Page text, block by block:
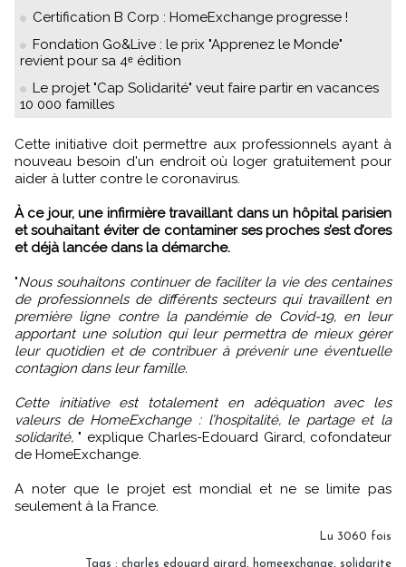
Certification B Corp : HomeExchange progresse !
Fondation Go&Live : le prix "Apprenez le Monde"
revient pour sa 4ᵉ édition
Le projet "Cap Solidarité" veut faire partir en vacances
10 000 familles
Cette initiative doit permettre aux professionnels ayant à
nouveau besoin d'un endroit où loger gratuitement pour
aider à lutter contre le coronavirus.
À ce jour, une infirmière travaillant dans un hôpital parisien
et souhaitant éviter de contaminer ses proches s’est d’ores
et déjà lancée dans la démarche.
"Nous souhaitons continuer de faciliter la vie des centaines
de professionnels de différents secteurs qui travaillent en
première ligne contre la pandémie de Covid-19, en leur
apportant une solution qui leur permettra de mieux gérer
leur quotidien et de contribuer à prévenir une éventuelle
contagion dans leur famille.
Cette initiative est totalement en adéquation avec les
valeurs de HomeExchange : l’hospitalité, le partage et la
solidarité, " explique Charles-Edouard Girard, cofondateur
de HomeExchange.
A noter que le projet est mondial et ne se limite pas
seulement à la France.
Lu 3060 fois
Tags : charles edouard girard, homeexchange, solidarite